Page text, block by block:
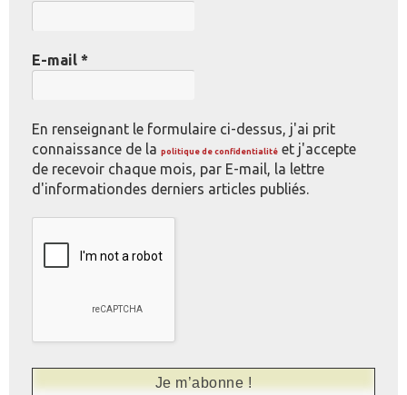
E-mail *
En renseignant le formulaire ci-dessus, j'ai prit
connaissance de la politique de confidentialité et j'accepte
de recevoir chaque mois, par E-mail, la lettre
d'informationdes derniers articles publiés.